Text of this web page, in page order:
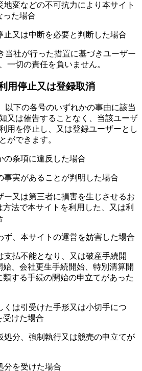
地変などの不可抗力により本サイト
った場合
止又は中断を必要と判断した場合
当社が行った措置に基づきユーザー
一切の責任を負いません。
用停止又は登録取消
以下の各号のいずれかの事由に該当
又は催告することなく、当該ユーザ
用を停止し、又は登録ユーザーとし
ができます。
の条項に違反した場合
事実があることが判明した場合
ー又は第三者に損害を生じさせるお
法で本サイトを利用した、又は利
ず、本サイトの運営を妨害した場合
支払不能となり、又は破産手続開
、会社更生手続開始、特別清算開
する手続の開始の申立てがあった
くは引受けた手形又は小切手につ
受けた場合
処分、強制執行又は競売の申立てが
分を受けた場合